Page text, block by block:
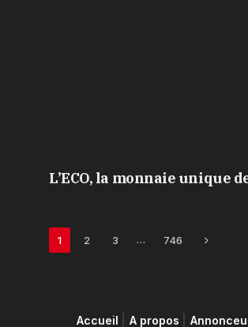
L’ECO, la monnaie unique
1 2 3 … 746 Next
Accueil A propos